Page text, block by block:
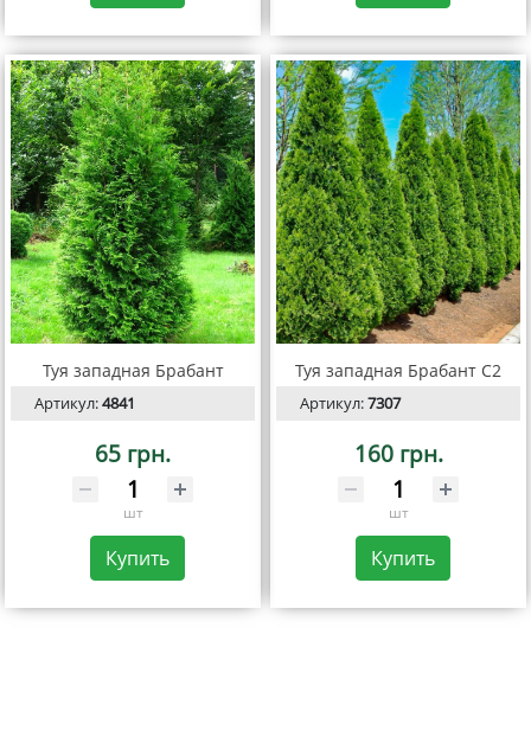
Туя западная Брабант
Артикул:4841
65 грн.
шт
Купить
Туя западная Брабант С2
Артикул:7307
160 грн.
шт
Купить